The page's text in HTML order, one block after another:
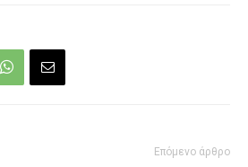
Επόμενο άρθρο